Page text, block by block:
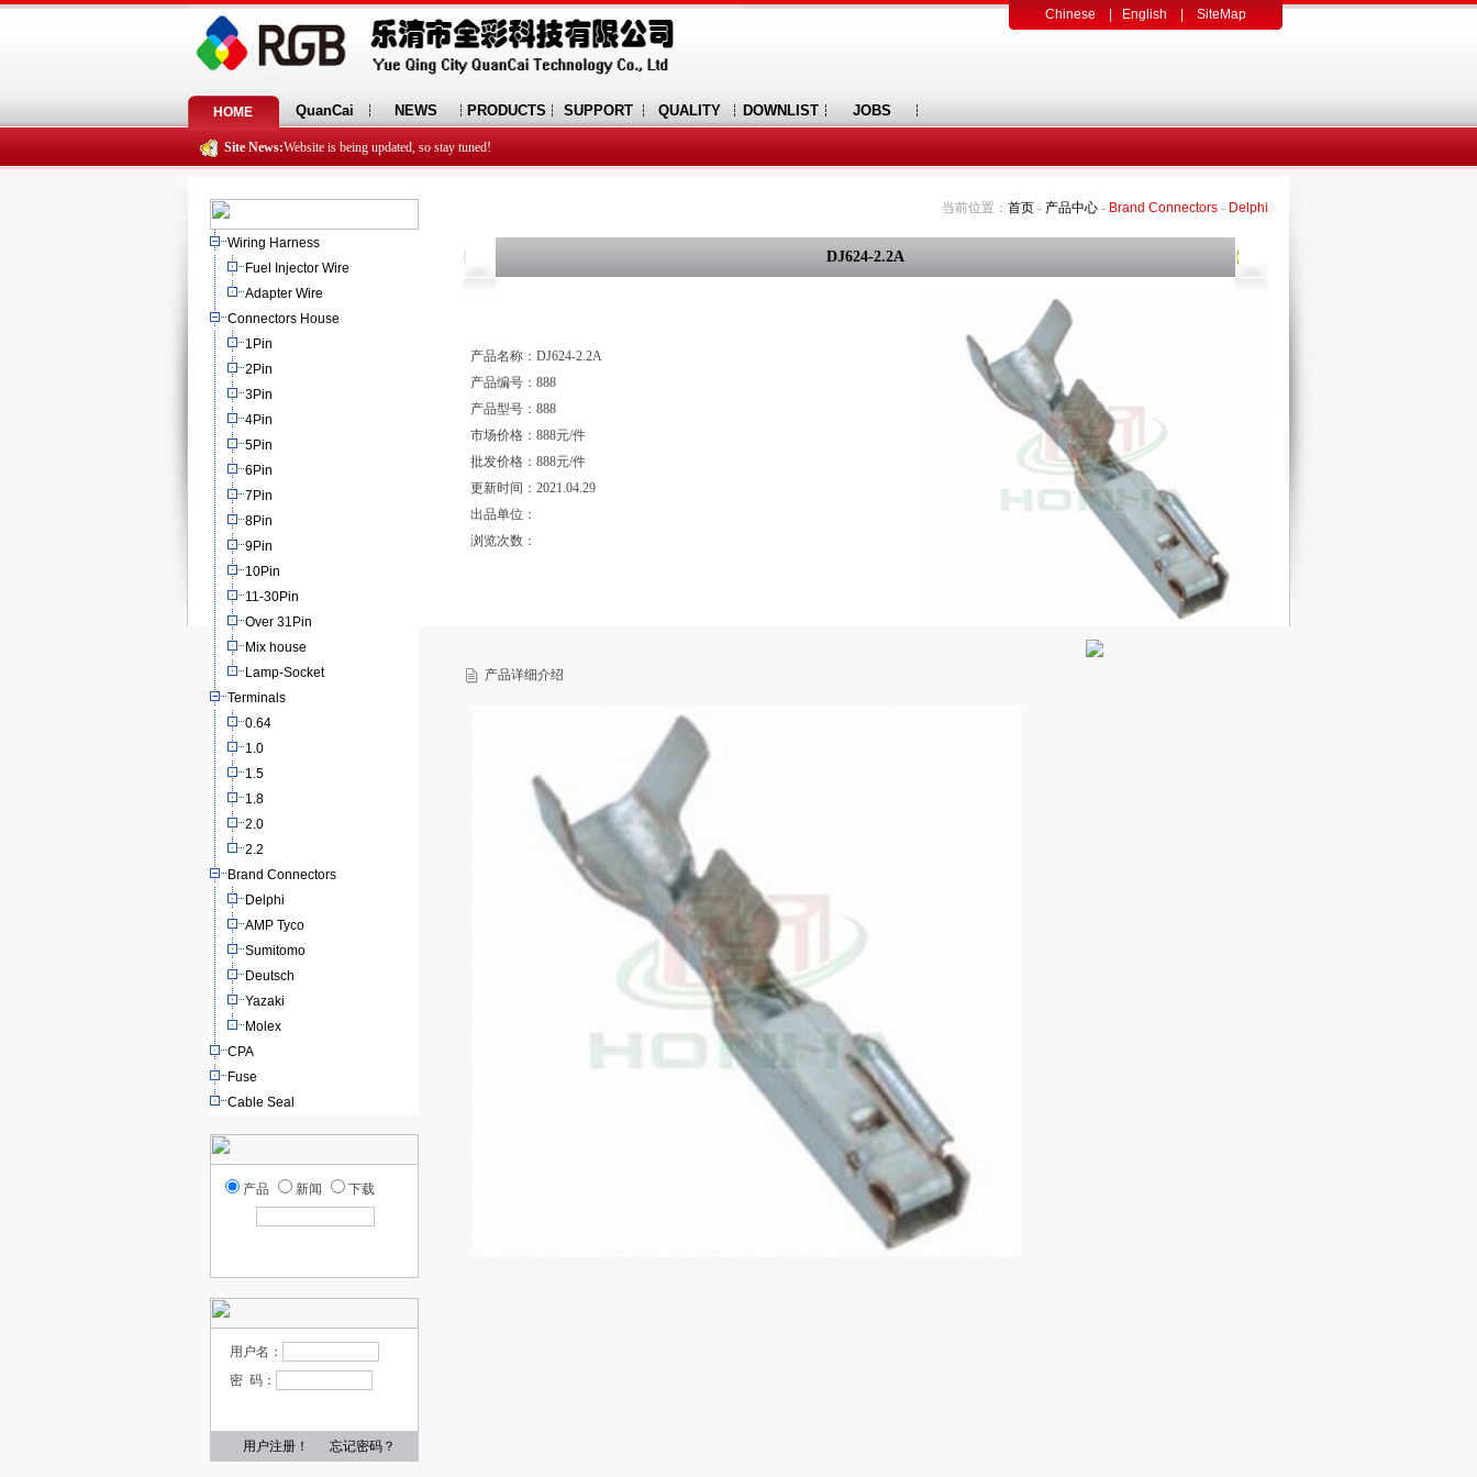
Chinese| English SiteMap
HOME QuanCai NEWS PRODUCTS SUPPORT QUALITY DOWNLIST JOBS
Site News:Website is being updated, so stay tuned!
Wiring Harness
Fuel Injector Wire
Adapter Wire
Connectors House
1Pin
2Pin
3Pin
4Pin
5Pin
6Pin
7Pin
8Pin
9Pin
10Pin
11-30Pin
Over 31Pin
Mix house
Lamp-Socket
Terminals
0.64
1.0
1.5
1.8
2.0
2.2
Brand Connectors
Delphi
AMP Tyco
Sumitomo
Deutsch
Yazaki
Molex
CPA
Fuse
Cable Seal
产品 新闻 下载
用户名：
密 码：
用户注册！ 忘记密码？
当前位置： 首页- 产品中心- Brand Connectors- Delphi
DJ624-2.2A
产品名称：DJ624-2.2A
产品编号：888
产品型号：888
市场价格：888元/件
批发价格：888元/件
更新时间：2021.04.29
出品单位：
浏览次数：
产品详细介绍